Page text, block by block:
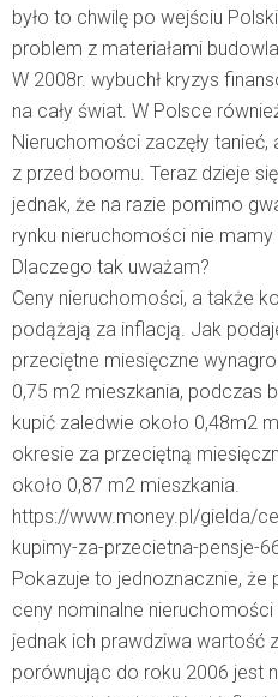
było to chwilę po wejściu
problem z materiałami
W 2008r. wybuchł kryzys
na cały świat. W Polsce
Nieruchomości zaczęły tanieć,
z przed boomu. Teraz dzieje
jednak, że na razie pomimo
rynku nieruchomości nie
Dlaczego tak uważam?
Ceny nieruchomości, a także
podążają za inflacją. Jak
przeciętne miesięczne
0,75 m2 mieszkania, podczas
kupić zaledwie około 0,48m2
okresie za przeciętną
około 0,87 m2 mieszkania.
https://www.money.pl/gielda/
kupimy-za-przecietna-pensje-
Pokazuje to jednoznacznie,
ceny nominalne
jednak ich prawdziwa wartość
porównując do roku 2006 jest